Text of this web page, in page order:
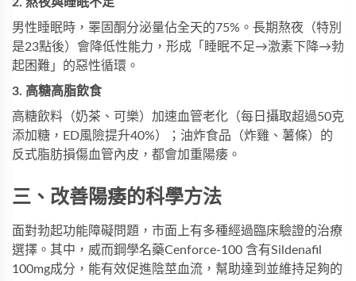
2. 熬夜與睡眠不足
男性睡眠時，睪固酮分泌量佔全天的75%。長期熬夜（特別
是23點後）會降低性能力，形成「睡眠不足→激素下降→勃
起困難」的惡性循環。
3. 高糖高脂飲食
高糖飲料（奶茶、可樂）加速血管老化（每日攝取超過50克
添加糖，ED風險提升40%）；油炸食品（炸雞、薯條）的
反式脂肪損傷血管內皮，都會加重陽痿。
三、改善陽痿的科學方法
面對勃起功能障礙問題，市面上有多種經過臨床驗證的治療
選擇。其中， 威而鋼學名藥Cenforce-100 含有Sildenafil
100mg成分，能有效促進陰莖血流，幫助達到並維持足夠的